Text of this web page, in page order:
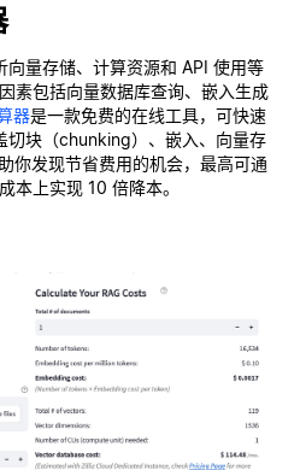
向量存储、计算资源和 API 使用等
素包括向量数据库查询、嵌入生成
器是一款免费的在线工具，可快速
切块（chunking）、嵌入、向量存
你发现节省费用的机会，最高可通
本上实现 10 倍降本。